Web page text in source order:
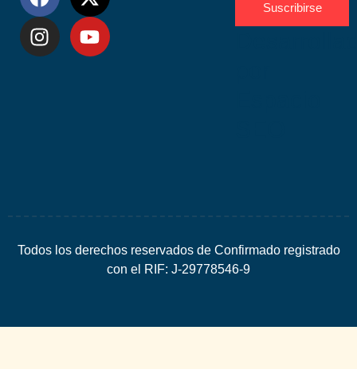
Suscribirse
Todos los derechos reservados de Confirmado registrado
con el RIF: J-29778546-9